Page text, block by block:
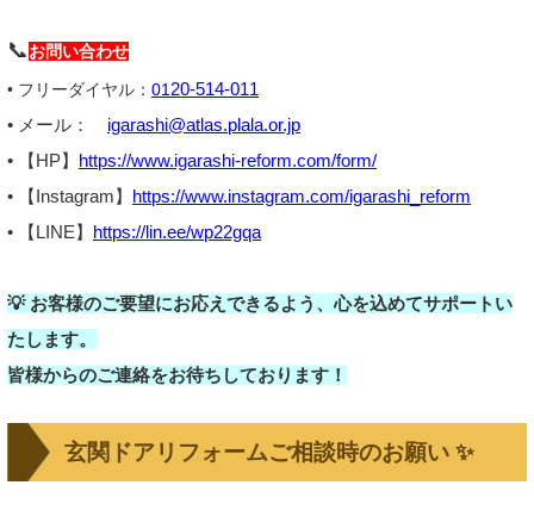
📞お問い合わせ
• フリーダイヤル： 0120-514-011
• メール：
igarashi@atlas.plala.or.jp
• 【HP】 https://www.igarashi-reform.com/form/
• 【Instagram】 https://www.instagram.com/igarashi_reform
• 【LINE】 https://lin.ee/wp22gqa
💡 お客様のご要望にお応えできるよう、心を込めてサポートい
たします。
皆様からのご連絡をお待ちしております！
玄関ドアリフォームご相談時のお願い ✨